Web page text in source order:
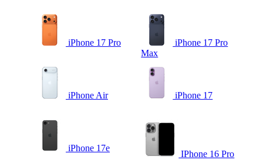
iPhone 17 Pro
iPhone 17 Pro
Max
iPhone Air iPhone 17
iPhone 17e
IPhone 16 Pro